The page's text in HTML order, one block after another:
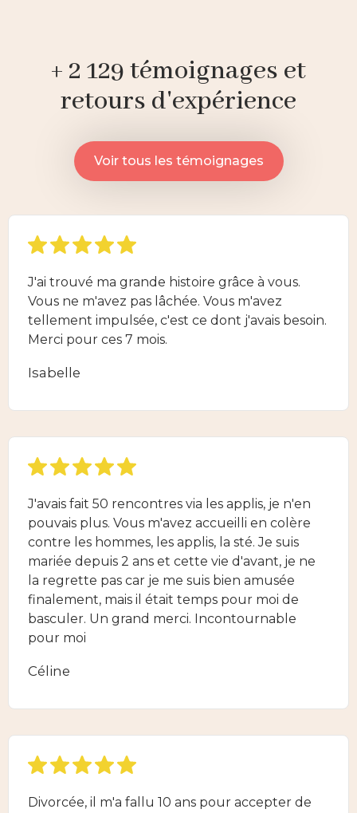
+ 2 129 témoignages et
retours d'expérience
Voir tous les témoignages
J'ai trouvé ma grande histoire grâce à vous.
Vous ne m'avez pas lâchée. Vous m'avez
tellement impulsée, c'est ce dont j'avais besoin.
Merci pour ces 7 mois.
Isabelle
J'avais fait 50 rencontres via les applis, je n'en
pouvais plus. Vous m'avez accueilli en colère
contre les hommes, les applis, la sté. Je suis
mariée depuis 2 ans et cette vie d'avant, je ne
la regrette pas car je me suis bien amusée
finalement, mais il était temps pour moi de
basculer. Un grand merci. Incontournable
pour moi
Céline
Divorcée, il m'a fallu 10 ans pour accepter de